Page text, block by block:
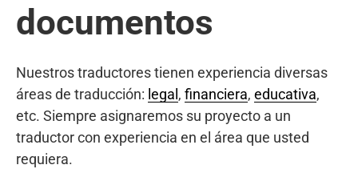
documentos
Nuestros traductores tienen experiencia diversas
áreas de traducción: legal , financiera, educativa,
etc. Siempre asignaremos su proyecto a un
traductor con experiencia en el área que usted
requiera.